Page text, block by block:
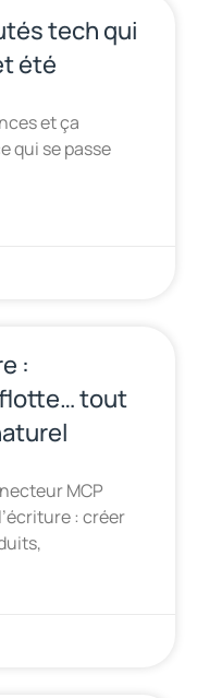
tech qui
été
et ça
qui se passe
:
tout
MCP
: créer